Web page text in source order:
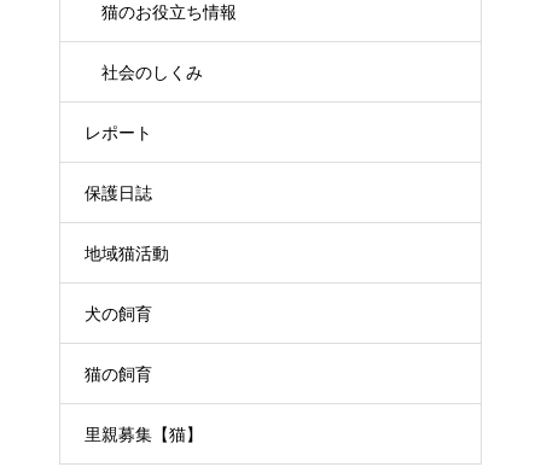
猫のお役立ち情報
社会のしくみ
レポート
保護日誌
地域猫活動
犬の飼育
猫の飼育
里親募集【猫】